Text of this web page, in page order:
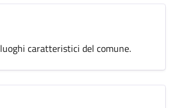
caratteristici del comune.